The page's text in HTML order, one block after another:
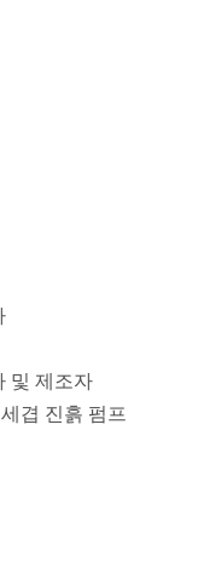
및 제조자
겹 진흙 펌프